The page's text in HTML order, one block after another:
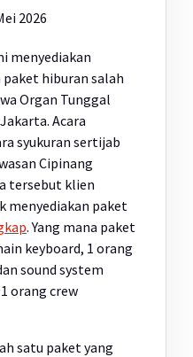
2026
menyediakan
hiburan salah
Organ Tunggal
Acara
syukuran sertijab
Cipinang
tersebut klien
menyediakan paket
. Yang mana paket
keyboard, 1 orang
sound system
orang crew
satu paket yang